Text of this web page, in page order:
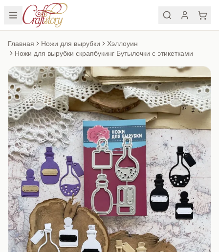
Главная Ножи для вырубки
Хэллоуин
Ножи для вырубки скрапбукинг Бутылочки с этикетками